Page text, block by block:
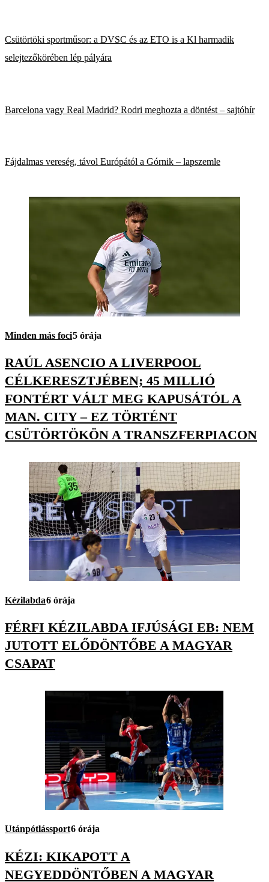
Csütörtöki sportműsor: a DVSC és az ETO is a Kl harmadik
selejtezőkörében lép pályára
Barcelona vagy Real Madrid? Rodri meghozta a döntést – sajtóhír
Fájdalmas vereség, távol Európától a Górnik – lapszemle
Minden más foci5 órája
RAÚL ASENCIO A LIVERPOOL
CÉLKERESZTJÉBEN; 45 MILLIÓ
FONTÉRT VÁLT MEG KAPUSÁTÓL A
MAN. CITY – EZ TÖRTÉNT
CSÜTÖRTÖKÖN A TRANSZFERPIACON
Kézilabda6 órája
FÉRFI KÉZILABDA IFJÚSÁGI EB: NEM
JUTOTT ELŐDÖNTŐBE A MAGYAR
CSAPAT
Utánpótlássport6 órája
KÉZI: KIKAPOTT A
NEGYEDDÖNTŐBEN A MAGYAR